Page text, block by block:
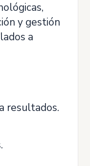
y gestión
a
resultados.